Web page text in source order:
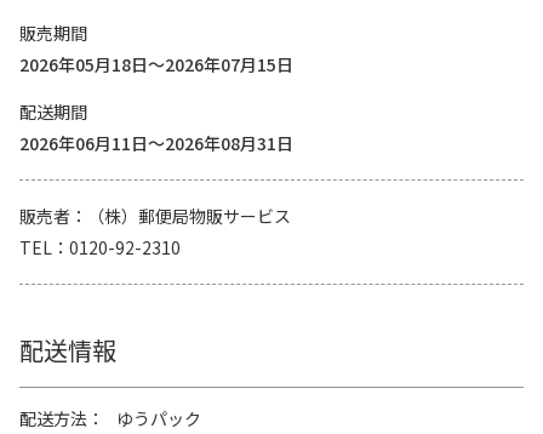
販売期間
2026年05月18日～2026年07月15日
配送期間
2026年06月11日～2026年08月31日
販売者
（株）郵便局物販サービス
TEL
0120-92-2310
配送情報
配送方法
ゆうパック